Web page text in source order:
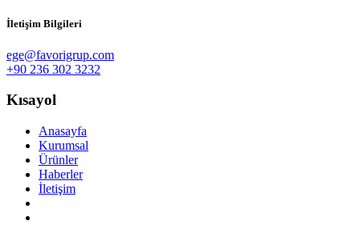
İletişim Bilgileri
ege@favorigrup.com
+90 236 302 3232
Kısayol
Anasayfa
Kurumsal
Ürünler
Haberler
İletişim